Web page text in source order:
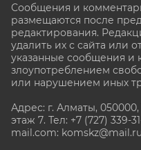
Сообщения и
размещаются после
редактирования.
удалить их с сайта или
указанные сообщения и
злоупотреблением
или нарушением иных
Адрес: г. Алматы,
этаж 7. Тел: +7 (727) 339-
mail.com: komskz@mail.ru